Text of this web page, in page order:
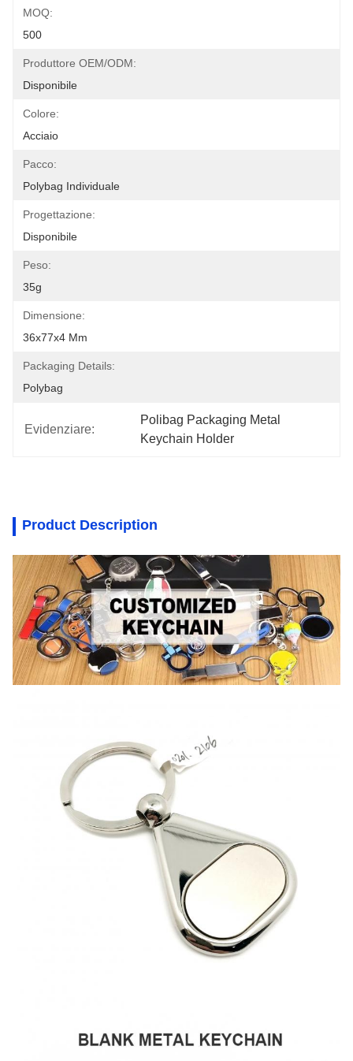
MOQ:
500
Produttore OEM/ODM:
Disponibile
Colore:
Acciaio
Pacco:
Polybag Individuale
Progettazione:
Disponibile
Peso:
35g
Dimensione:
36x77x4 Mm
Packaging Details:
Polybag
Evidenziare:
Polibag Packaging Metal
Keychain Holder
Product Description